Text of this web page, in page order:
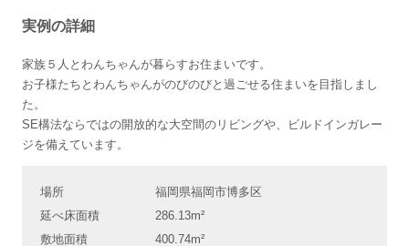
実例の詳細
家族５人とわんちゃんが暮らすお住まいです。
お子様たちとわんちゃんがのびのびと過ごせる住まいを目指しまし
た。
SE構法ならではの開放的な大空間のリビングや、ビルドインガレー
ジを備えています。
場所
福岡県福岡市博多区
延べ床面積
286.13m²
敷地面積
400.74m²